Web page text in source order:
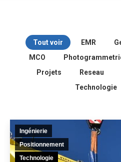
Tout voir EMR
MCO
Projets
Reseau
Technologie
Ingénierie
Positionnement
Technologie